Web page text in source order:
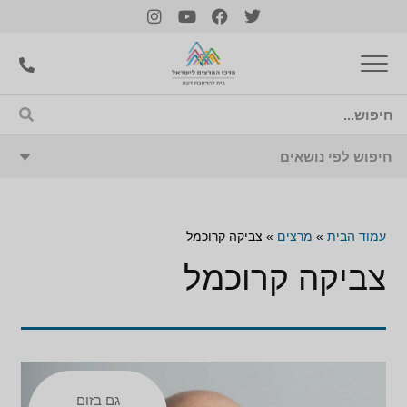
עמוד הבית » מרצים » צביקה קרוכמל
צביקה קרוכמל
גם בזום